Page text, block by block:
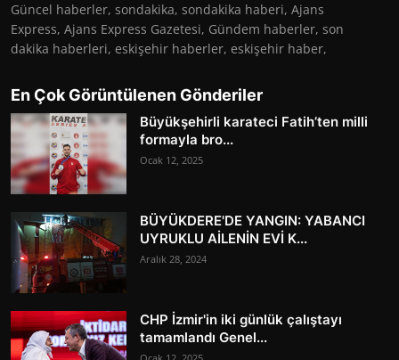
Güncel haberler, sondakika, sondakika haberi, Ajans
Express, Ajans Express Gazetesi, Gündem haberler, son
dakika haberleri, eskişehir haberler, eskişehir haber,
En Çok Görüntülenen Gönderiler
Büyükşehirli karateci Fatih’ten milli
formayla bro...
Ocak 12, 2025
BÜYÜKDERE'DE YANGIN: YABANCI
UYRUKLU AİLENİN EVİ K...
Aralık 28, 2024
CHP İzmir'in iki günlük çalıştayı
tamamlandı Genel...